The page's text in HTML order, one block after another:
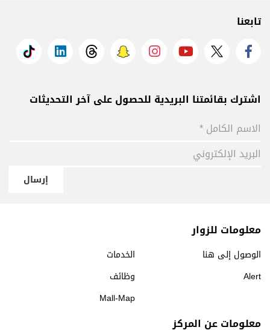
تابعنا
اشترك بقائمتنا البريدية للحصول على آخر التحديثات
إرسال
معلومات للزوار
الخدمات
الوصول إلى هنا
وظائف
Alert
Mall-Map
معلومات عن المركز